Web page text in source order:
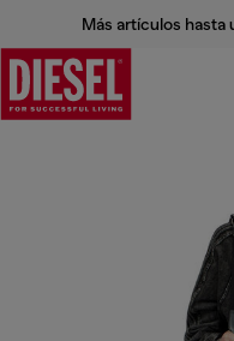
Más artículos hasta